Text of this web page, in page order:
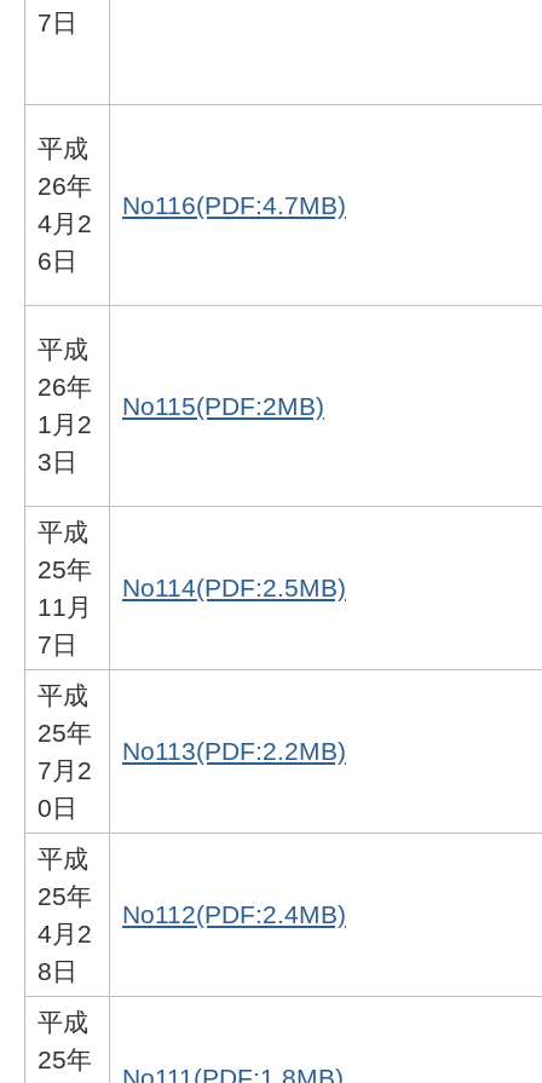
7日
平成
26年
4月2
6日
No116(PDF:4.7MB)
平成
26年
1月2
3日
No115(PDF:2MB)
平成
25年
11月
7日
No114(PDF:2.5MB)
平成
25年
7月2
0日
No113(PDF:2.2MB)
平成
25年
4月2
8日
No112(PDF:2.4MB)
平成
25年